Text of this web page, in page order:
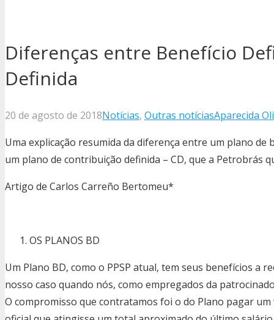
Diferenças entre Benefício
Definida
20 de agosto de 2018Notícias, Outras notíciasAparecida
Uma explicação resumida da diferença entre um plano
um plano de contribuição definida – CD, que a Petrobrás
Artigo de Carlos Carreño Bertomeu*
OS PLANOS BD
Um Plano BD, como o PPSP atual, tem seus benefícios a
nosso caso quando nós, como empregados da
O compromisso que contratamos foi o do Plano pagar